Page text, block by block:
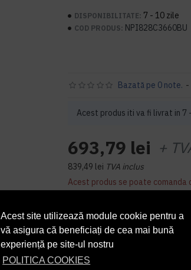
Acest site utilizează module cookie pentru a
vă asigura că beneficiați de cea mai bună
experiență pe site-ul nostru
POLITICA COOKIES
DISPONIBILITATE: 7 - 10 zile
COD PRODUS: NPI828C3660BU
Acest produs iti va fi livrat in 7
Bazată pe 0 note. -
693,79 lei +
839,49 lei TVA inclus
Acest produs se poate comanda
sau mai multe la
14sau mai multe la 645,22